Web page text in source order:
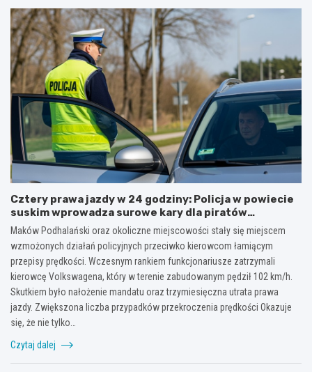
Cztery prawa jazdy w 24 godziny: Policja w powiecie
suskim wprowadza surowe kary dla piratów
drogowych!
Maków Podhalański oraz okoliczne miejscowości stały się miejscem
wzmożonych działań policyjnych przeciwko kierowcom łamiącym
przepisy prędkości. Wczesnym rankiem funkcjonariusze zatrzymali
kierowcę Volkswagena, który w terenie zabudowanym pędził 102 km/h.
Skutkiem było nałożenie mandatu oraz trzymiesięczna utrata prawa
jazdy. Zwiększona liczba przypadków przekroczenia prędkości Okazuje
się, że nie tylko…
Czytaj dalej